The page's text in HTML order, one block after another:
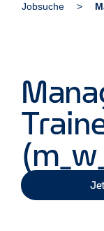
Jobsuche